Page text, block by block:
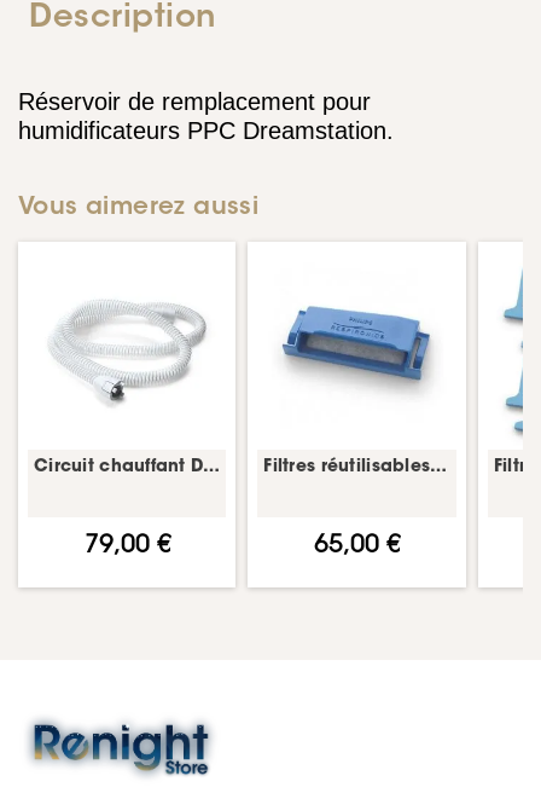
Description
Réservoir de remplacement pour
humidificateurs PPC Dreamstation.
Vous aimerez aussi
Circuit chauffant DreamStation – tuyau CPAP – Philips
79,00 €
Filtres réutilisables DreamStation – lot de 10 – Philips
65,00 €